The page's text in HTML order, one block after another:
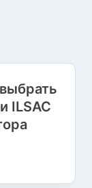
ILSAC